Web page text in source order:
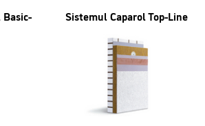
Sistemul Caparol Top-Line